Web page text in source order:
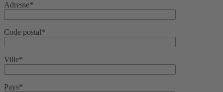
Adresse*
Code postal*
Ville*
Pays*